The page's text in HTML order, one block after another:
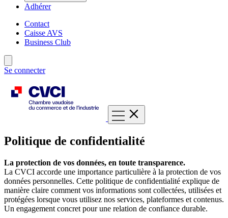
Adhérer
Contact
Caisse AVS
Business Club
Se connecter
Politique de confidentialité
La protection de vos données, en toute transparence.
La CVCI accorde une importance particulière à la protection de vos
données personnelles. Cette politique de confidentialité explique de
manière claire comment vos informations sont collectées, utilisées et
protégées lorsque vous utilisez nos services, plateformes et contenus.
Un engagement concret pour une relation de confiance durable.